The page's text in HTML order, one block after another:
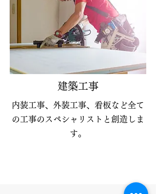
​建築工事
内装工事、外装工事、看板など全て
の工事のスペシャリストと創造しま
す。